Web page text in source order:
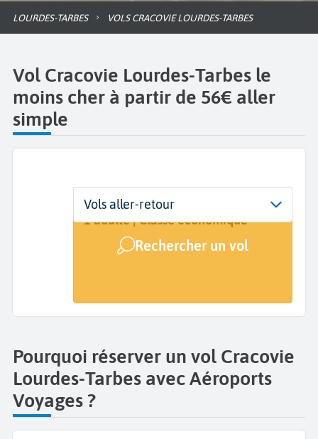
LOURDES-TARBES VOLS CRACOVIE LOURDES-TARBES
Vol Cracovie Lourdes-Tarbes le
moins cher à partir de 56€ aller
simple
Départ
Cracovie (KRK)
Dates
Dates de votre voyage
Voyageurs | Classe
1 adulte | Classe économique
Rechercher un vol
Vols aller-retour
Pourquoi réserver un vol Cracovie
Lourdes-Tarbes avec Aéroports
Voyages ?